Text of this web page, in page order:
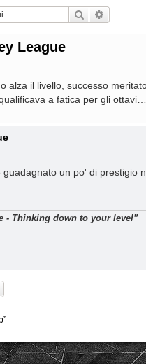
Cerca
League
alza il livello, successo
a fatica per gli ottavi…
un po' di prestigio
- Thinking down to your level”